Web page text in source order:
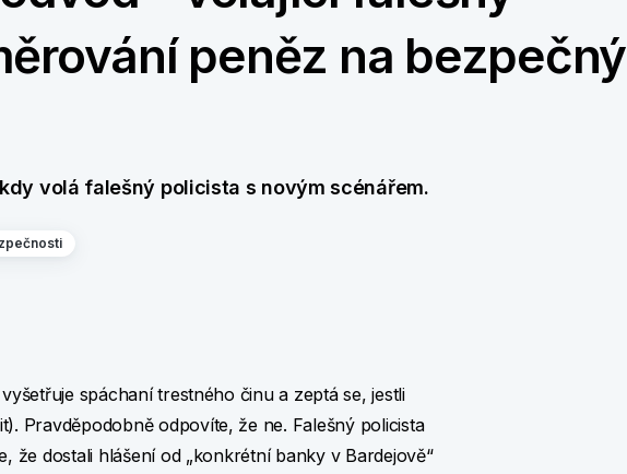
peněz na bezpečný
, kdy volá falešný policista s novým scénářem.
spáchaní trestného činu a zeptá se, jestli
Pravděpodobně odpovíte, že ne. Falešný policista
že dostali hlášení od „konkrétní banky v Bardejově“